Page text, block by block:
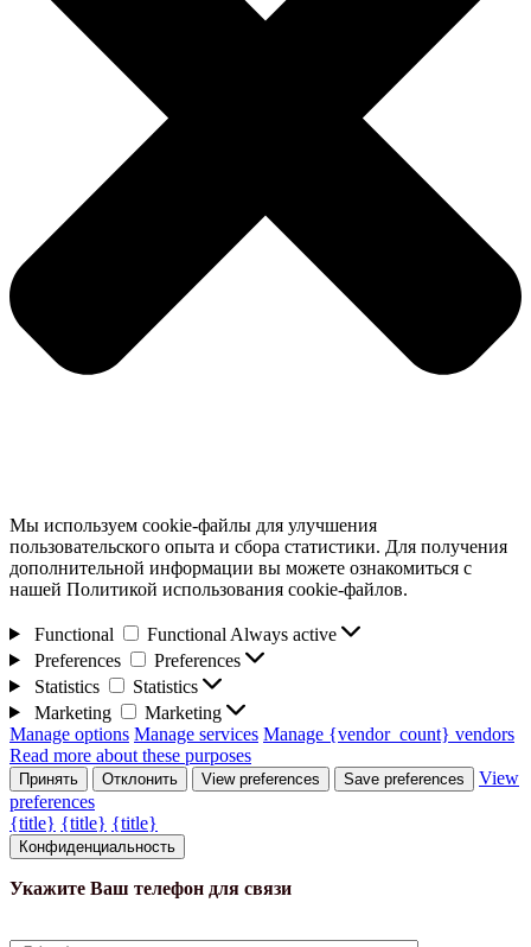
Мы используем cookie-файлы для улучшения
пользовательского опыта и сбора статистики. Для получения
дополнительной информации вы можете ознакомиться с
нашей Политикой использования cookie-файлов.
Functional Functional Always active
Preferences
Preferences
Statistics
Statistics
Marketing
Marketing
Manage options Manage services Manage {vendor_count} vendors
Read more about these purposes
Принять Отклонить View preferences Save preferences
View
preferences
{title} {title} {title}
Конфиденциальность
Укажите Ваш телефон для связи